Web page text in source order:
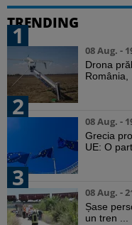
TRENDING
1
08 Aug. -
Drona
România,
2
08 Aug. -
Grecia
UE: O
3
08 Aug. -
Șase
un tren ...